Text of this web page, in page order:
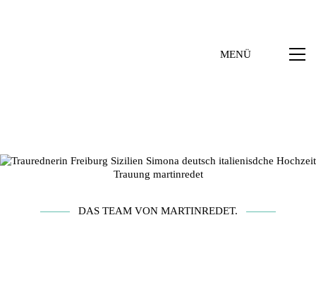
MENÜ
DAS TEAM VON MARTINREDET.